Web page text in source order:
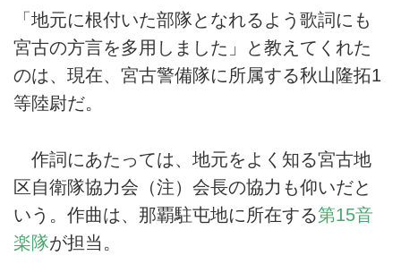
「地元に根付いた部隊となれるよう歌詞にも
宮古の方言を多用しました」と教えてくれた
のは、現在、宮古警備隊に所属する秋山隆拓1
等陸尉だ。
作詞にあたっては、地元をよく知る宮古地
区自衛隊協力会（注）会長の協力も仰いだと
いう。作曲は、那覇駐屯地に所在する第15音
楽隊が担当。